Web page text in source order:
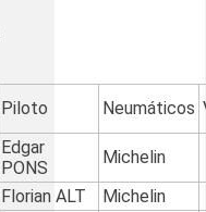
Piloto Neumáticos
Edgar
PONS
Michelin
Florian ALT
Michelin